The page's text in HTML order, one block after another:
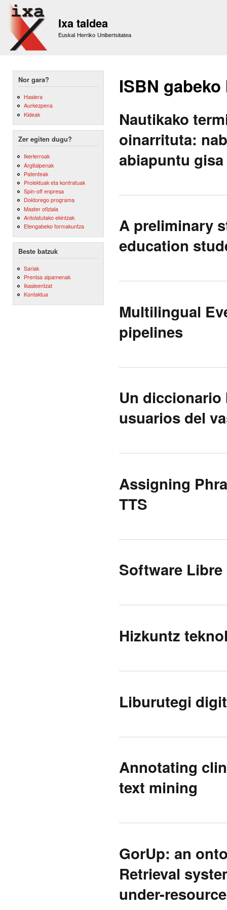
Ixa taldea
Euskal Herriko Unibertsitatea
Nor gara?
Hasiera
Aurkezpena
Kideak
Zer egiten dugu?
Ikerlerroak
Argitalpenak
Patenteak
Proiektuak eta kontratuak
Spin-off enpresa
Doktorego programa
Master ofiziala
Antolatutako ekintzak
Etengabeko formakuntza
Beste batzuk
Sariak
Prentsa aipamenak
Ikasleentzat
Kontaktua
ISBN
Nautikako
oinarrituta:
abiapuntu gisa
A preliminary
education
Multilingual
pipelines
Un
usuarios del
Assigning
TTS
Software Libre
Hizkuntz
Liburutegi
Annotating
text mining
GorUp: an
Retrieval
under-